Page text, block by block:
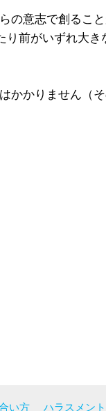
の意志で創るこ
前がいずれ大
かかりません（
い方 ハラスメン